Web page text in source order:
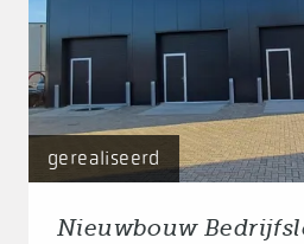
gerealiseerd
Nieuwbouw